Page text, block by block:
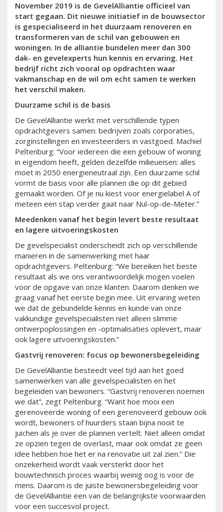
November 2019 is de GevelAlliantie officieel van
start gegaan. Dit nieuwe initiatief in de bouwsector
is gespecialiseerd in het duurzaam renoveren en
transformeren van de schil van gebouwen en
woningen. In de alliantie bundelen meer dan 300
dak- en gevelexperts hun kennis en ervaring. Het
bedrijf richt zich vooral op opdrachten waar
vakmanschap en de wil om echt samen te werken
het verschil maken.
Duurzame schil is de basis
De GevelAlliantie werkt met verschillende typen
opdrachtgevers samen: bedrijven zoals corporaties,
zorginstellingen en investeerders in vastgoed. Machiel
Peltenburg: “Voor iedereen die een gebouw of woning
in eigendom heeft, gelden dezelfde milieueisen: alles
moet in 2050 energieneutraal zijn. Een duurzame schil
vormt de basis voor alle plannen die op dit gebied
gemaakt worden. Of je nu kiest voor energielabel A of
meteen een stap verder gaat naar Nul-op-de-Meter.”
Meedenken vanaf het begin levert beste resultaat
en lagere uitvoeringskosten
De gevelspecialist onderscheidt zich op verschillende
manieren in de samenwerking met haar
opdrachtgevers. Peltenburg: “We bereiken het beste
resultaat als we ons verantwoordelijk mogen voelen
voor de opgave van onze klanten. Daarom denken we
graag vanaf het eerste begin mee. Uit ervaring weten
we dat de gebundelde kennis en kunde van onze
vakkundige gevelspecialisten niet alleen slimme
ontwerpoplossingen en -optimalisaties oplevert, maar
ook lagere uitvoeringskosten.”
Gastvrij renoveren: focus op bewonersbegeleiding
De GevelAlliantie besteedt veel tijd aan het goed
samenwerken van alle gevelspecialisten en het
begeleiden van bewoners. “Gastvrij renoveren noemen
we dat”, zegt Peltenburg. “Want hoe mooi een
gerenoveerde woning of een gerenoveerd gebouw ook
wordt, bewoners of huurders staan bijna nooit te
juichen als je over de plannen vertelt. Niet alleen omdat
ze opzien tegen de overlast, maar ook omdat ze geen
idee hebben hoe het er na renovatie uit zal zien.” Die
onzekerheid wordt vaak versterkt door het
bouwtechnisch proces waarbij weinig oog is voor de
mens. Daarom is de juiste bewonersbegeleiding voor
de GevelAlliantie een van de belangrijkste voorwaarden
voor een succesvol project.